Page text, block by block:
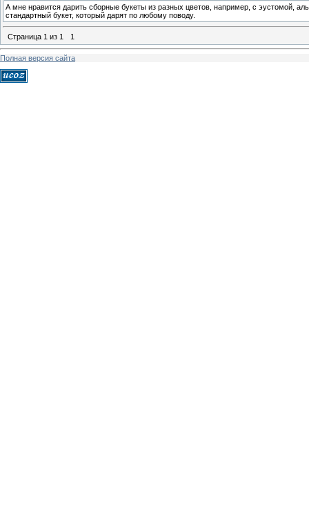
А мне нравится дарить сборные букеты из разных цветов, например, с эустомой,
стандартный букет, который дарят по любому поводу.
Страница 1 из 1 1
Полная версия сайта